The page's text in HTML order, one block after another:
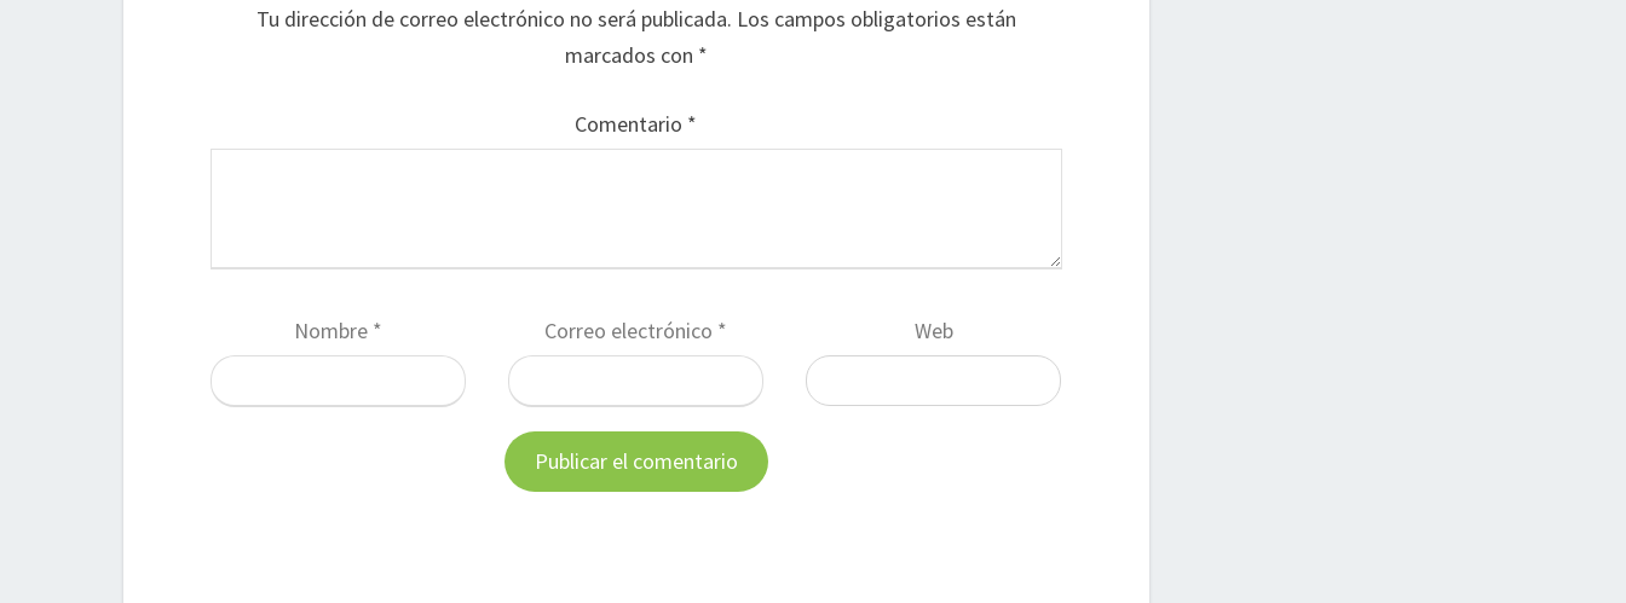
Tu dirección de correo electrónico no será publicada. Los campos obligatorios están
marcados con *
Comentario *
Nombre * Correo electrónico * Web